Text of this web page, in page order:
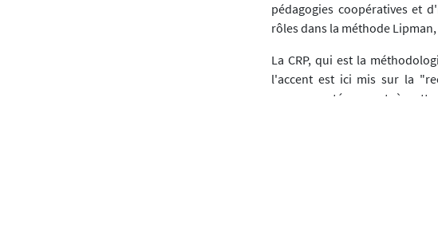
pédagogies coopératives et
rôles dans la méthode
La CRP, qui est la
l'accent est ici mis sur la
communauté permet à